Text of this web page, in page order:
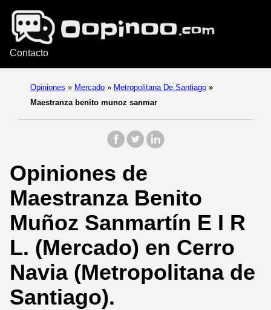
Contacto
Opiniones » Mercado » Metropolitana De Santiago »
Maestranza benito munoz sanmar
Opiniones de
Maestranza Benito
Muñoz Sanmartín E I R
L. (Mercado) en Cerro
Navia (Metropolitana de
Santiago).